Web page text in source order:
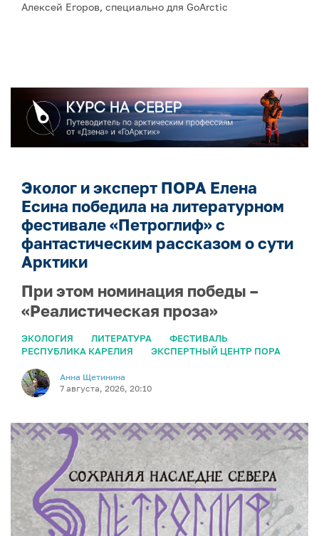
Алексей Егоров, специально для GoArctic
Эколог и эксперт ПОРА Елена
Есина победила на литературном
фестивале «Петроглиф» с
фантастическим рассказом о сути
Арктики
При этом номинация победы –
«Реалистическая проза»
ЭКОЛОГИЯ ЛИТЕРАТУРА
ФЕСТИВАЛЬ
РЕСПУБЛИКА КАРЕЛИЯ
ЭКСПЕРТНЫЙ ЦЕНТР ПОРА
Анна Щетинина
7 августа, 2026, 20:10